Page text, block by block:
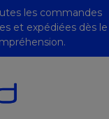
les commandes
et expédiées dès le